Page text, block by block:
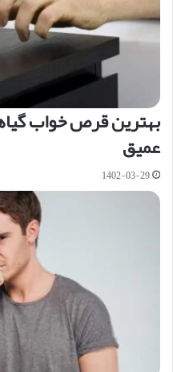
بهترین قرص خواب
عمیق
1402-03-29